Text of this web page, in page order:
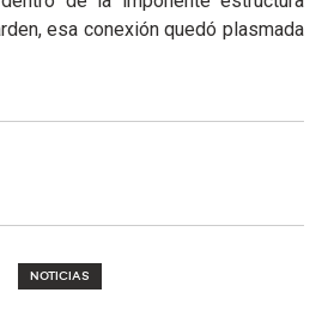
esa conexión quedó plasmada
NOTICIAS